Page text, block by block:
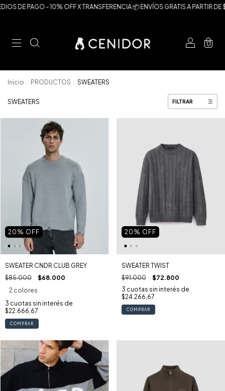
- 10% OFF X TRANSFERENCIA 📦 ENVÍOS GRATIS A PARTIR DE $190.000
0
Inicio . PRODUCTOS . SWEATERS
SWEATERS FILTRAR
20 % OFF
SWEATER CNDR CLUB GREY
$85.000
$68.000
2 colores
3 cuotas sin interés de
$22.666,67
COMPRAR
20 % OFF
SWEATER TWIST
$91.000
$72.800
3 cuotas sin interés de
$24.266,67
COMPRAR